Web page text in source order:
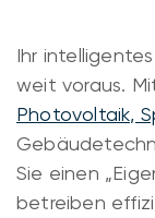
Ihr
weit voraus.
Photovoltaik,
Sie einen
betreiben